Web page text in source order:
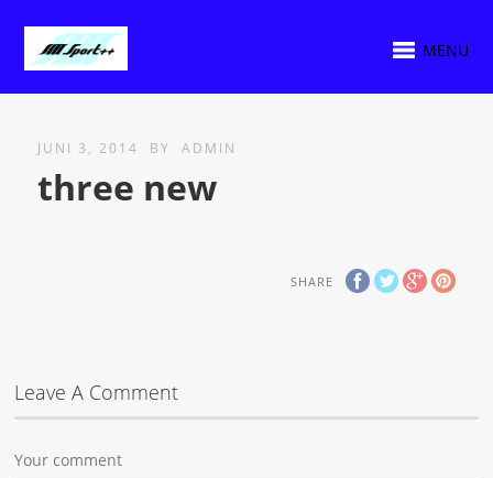
MENU
JUNI 3, 2014 BY ADMIN
three new
SHARE
Leave A Comment
Your comment